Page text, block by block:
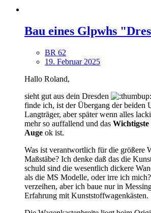
Bau eines Glpwhs
BR 62
19. Februar 2025
Hallo Roland,
sieht gut aus dein Dresden
finde ich, ist der Übergang der beiden
Langträger, aber später wenn alles
mehr so auffallend und das Wichtigste
Auge ok ist.
Was ist verantwortlich für die größere
Maßstäbe? Ich denke daß das die
schuld sind die wesentlich dickere
als die MS Modelle, oder irre ich
verzeihen, aber ich baue nur in
Erfahrung mit Kunststoffwagenkästen.